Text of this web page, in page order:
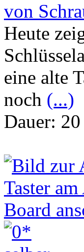
von
Heute
eine alte
noch (...)
Dauer: